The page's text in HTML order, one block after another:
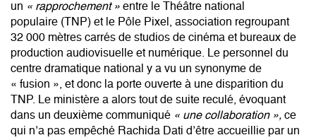
un « rapprochement » entre le Théâtre national
populaire (TNP) et le Pôle Pixel, association regroupant
32 000 mètres carrés de studios de cinéma et bureaux de
production audiovisuelle et numérique. Le personnel du
centre dramatique national y a vu un synonyme de
« fusion », et donc la porte ouverte à une disparition du
TNP. Le ministère a alors tout de suite reculé, évoquant
dans un deuxième communiqué « une collaboration », ce
qui n’a pas empêché Rachida Dati d’être accueillie par un